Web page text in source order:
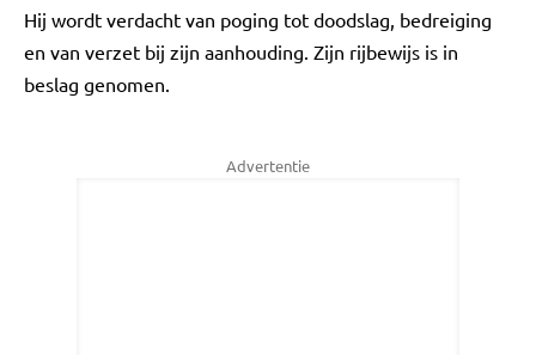
Hij wordt verdacht van poging tot doodslag, bedreiging
en van verzet bij zijn aanhouding. Zijn rijbewijs is in
beslag genomen.
Advertentie